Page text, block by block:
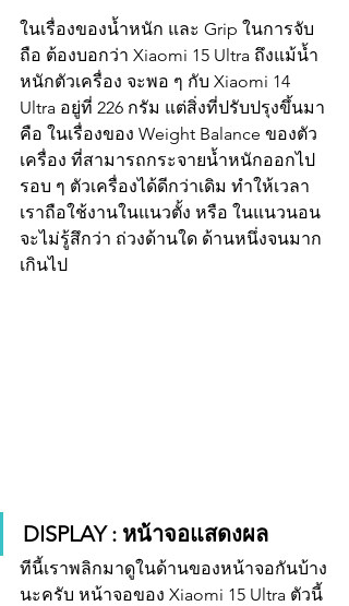
ในเรื่องของน้ำหนัก และ Grip ในการจับ
ถือ ต้องบอกว่า Xiaomi 15 Ultra ถึงแม้น้ำ
หนักตัวเครื่อง จะพอ ๆ กับ Xiaomi 14
Ultra อยู่ที่ 226 กรัม แต่สิ่งที่ปรับปรุงขึ้นมา
คือ ในเรื่องของ Weight Balance ของตัว
เครื่อง ที่สามารถกระจายน้ำหนักออกไป
รอบ ๆ ตัวเครื่องได้ดีกว่าเดิม ทำให้เวลา
เราถือใช้งานในแนวตั้ง หรือ ในแนวนอน
จะไม่รู้สึกว่า ถ่วงด้านใด ด้านหนึ่งจนมาก
เกินไป
DISPLAY : หน้าจอแสดงผล
ทีนี้เราพลิกมาดูในด้านของหน้าจอกันบ้าง
นะครับ หน้าจอของ Xiaomi 15 Ultra ตัวนี้